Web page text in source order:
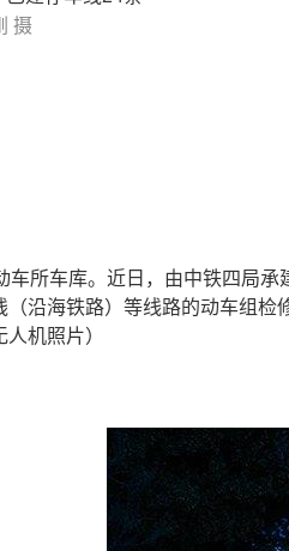
摄
所车库。近日，由中铁四局
（沿海铁路）等线路的动车组
机照片）